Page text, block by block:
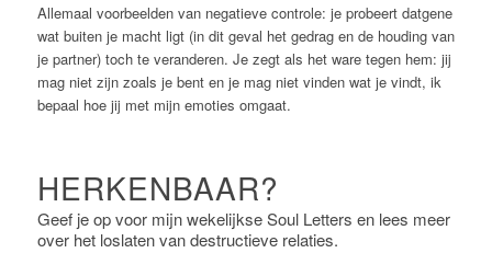
Allemaal voorbeelden van negatieve controle: je probeert datgene
wat buiten je macht ligt (in dit geval het gedrag en de houding van
je partner) toch te veranderen. Je zegt als het ware tegen hem: jij
mag niet zijn zoals je bent en je mag niet vinden wat je vindt, ik
bepaal hoe jij met mijn emoties omgaat.
HERKENBAAR?
Geef je op voor mijn wekelijkse Soul Letters en lees meer
over het loslaten van destructieve relaties.